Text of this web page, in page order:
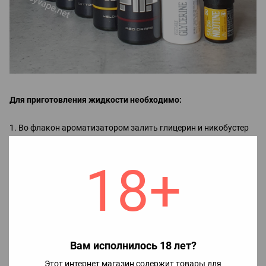
18+
Вам исполнилось 18 лет?
Этот интернет магазин содержит товары для
Для приготовления жидкости необходимо:
1. Во флакон ароматизатором залить глицерин и никобустер
если не добавить никобустер, получим 0 мг, без никотина;
если добавить весь, получим 50 мг (5%).